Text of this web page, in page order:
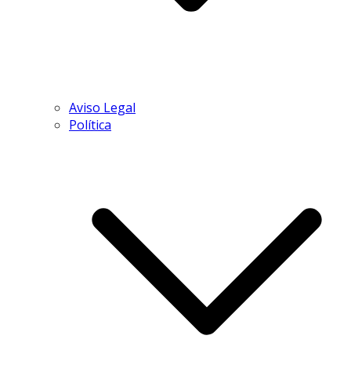
Aviso Legal
Política